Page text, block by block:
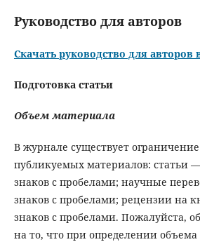
Руководство для авторов
Скачать руководство для авторов
Подготовка статьи
Объем материала
В журнале существует
публикуемых материалов: статьи —
знаков с пробелами; научные
знаков с пробелами; рецензии на
знаков с пробелами. Пожалуйста,
на то, что при определении объема